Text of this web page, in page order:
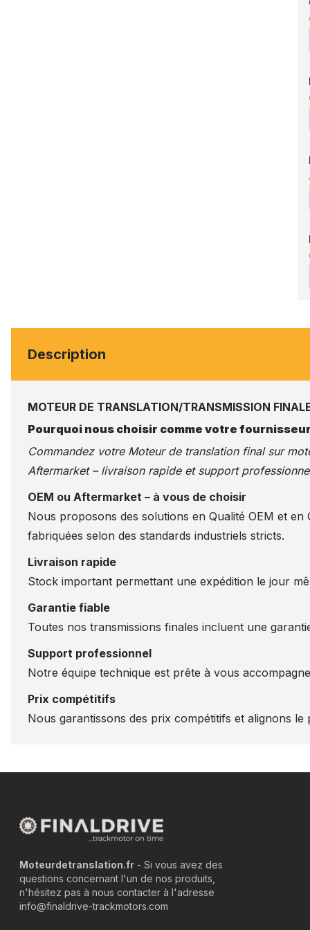
Description
MOTEUR DE TRANSLATION/TRANSMISSION
Pourquoi nous choisir comme votre
Commandez votre Moteur de translation final sur
Aftermarket – livraison rapide et support
OEM ou Aftermarket – à vous de choisir
Nous proposons des solutions en Qualité OEM et
fabriquées selon des standards industriels stricts.
Livraison rapide
Stock important permettant une expédition le jour
Garantie fiable
Toutes nos transmissions finales incluent une
Support professionnel
Notre équipe technique est prête à vous
Prix compétitifs
Nous garantissons des prix compétitifs et alignons
Moteurdetranslation.fr - Si vous avez des
questions concernant l'un de nos produits,
n'hésitez pas à nous contacter à l'adresse
info@finaldrive-trackmotors.com